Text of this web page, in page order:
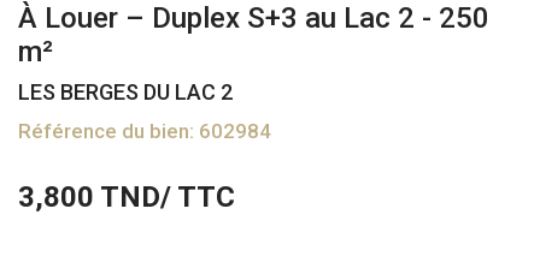
À Louer – Duplex S+3 au Lac 2 - 250
m²
LES BERGES DU LAC 2
Référence du bien: 602984
3,800 TND/ TTC